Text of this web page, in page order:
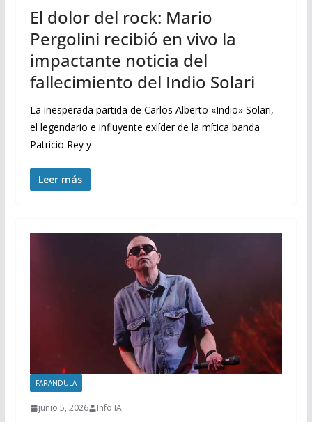
El dolor del rock: Mario
Pergolini recibió en vivo la
impactante noticia del
fallecimiento del Indio Solari
La inesperada partida de Carlos Alberto «Indio» Solari,
el legendario e influyente exlíder de la mítica banda
Patricio Rey y
Leer más
FARANDULA
junio 5, 2026 Info IA